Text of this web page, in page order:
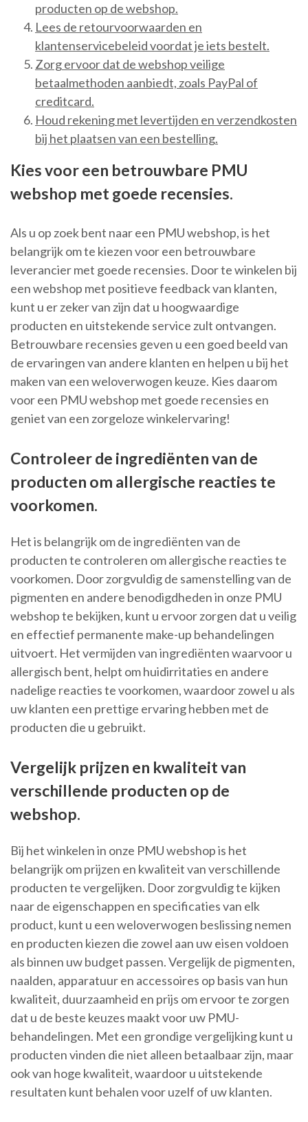
producten op de webshop.
Lees de retourvoorwaarden en
klantenservicebeleid voordat je iets bestelt.
Zorg ervoor dat de webshop veilige
betaalmethoden aanbiedt, zoals PayPal of
creditcard.
Houd rekening met levertijden en verzendkosten
bij het plaatsen van een bestelling.
Kies voor een betrouwbare PMU
webshop met goede recensies.
Als u op zoek bent naar een PMU webshop, is het
belangrijk om te kiezen voor een betrouwbare
leverancier met goede recensies. Door te winkelen bij
een webshop met positieve feedback van klanten,
kunt u er zeker van zijn dat u hoogwaardige
producten en uitstekende service zult ontvangen.
Betrouwbare recensies geven u een goed beeld van
de ervaringen van andere klanten en helpen u bij het
maken van een weloverwogen keuze. Kies daarom
voor een PMU webshop met goede recensies en
geniet van een zorgeloze winkelervaring!
Controleer de ingrediënten van de
producten om allergische reacties te
voorkomen.
Het is belangrijk om de ingrediënten van de
producten te controleren om allergische reacties te
voorkomen. Door zorgvuldig de samenstelling van de
pigmenten en andere benodigdheden in onze PMU
webshop te bekijken, kunt u ervoor zorgen dat u veilig
en effectief permanente make-up behandelingen
uitvoert. Het vermijden van ingrediënten waarvoor u
allergisch bent, helpt om huidirritaties en andere
nadelige reacties te voorkomen, waardoor zowel u als
uw klanten een prettige ervaring hebben met de
producten die u gebruikt.
Vergelijk prijzen en kwaliteit van
verschillende producten op de
webshop.
Bij het winkelen in onze PMU webshop is het
belangrijk om prijzen en kwaliteit van verschillende
producten te vergelijken. Door zorgvuldig te kijken
naar de eigenschappen en specificaties van elk
product, kunt u een weloverwogen beslissing nemen
en producten kiezen die zowel aan uw eisen voldoen
als binnen uw budget passen. Vergelijk de pigmenten,
naalden, apparatuur en accessoires op basis van hun
kwaliteit, duurzaamheid en prijs om ervoor te zorgen
dat u de beste keuzes maakt voor uw PMU-
behandelingen. Met een grondige vergelijking kunt u
producten vinden die niet alleen betaalbaar zijn, maar
ook van hoge kwaliteit, waardoor u uitstekende
resultaten kunt behalen voor uzelf of uw klanten.